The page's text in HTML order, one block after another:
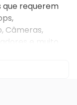
requerem
Câmeras,
e muito